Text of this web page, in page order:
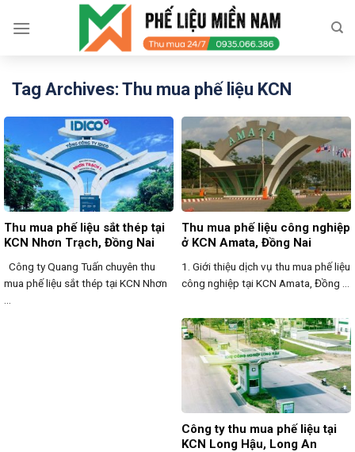
Tag Archives: Thu mua phế liệu KCN
Thu mua phế liệu sắt thép tại
KCN Nhơn Trạch, Đồng Nai
Công ty Quang Tuấn chuyên thu
mua phế liệu sắt thép tại KCN Nhơn
Thu mua phế liệu công nghiệp
ở KCN Amata, Đồng Nai
1. Giới thiệu dịch vụ thu mua phế liệu
công nghiệp tại KCN Amata, Đồng ...
Công ty thu mua phế liệu tại
KCN Long Hậu, Long An